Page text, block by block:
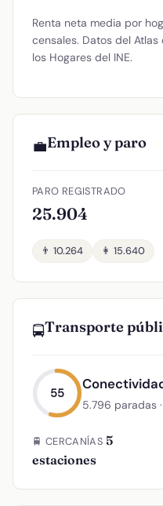
Renta neta media por
censales. Datos del
los Hogares del INE.
💼Empleo y paro
PARO REGISTRADO
25.904
👨 10.264 👩 15.640
🚍Transporte
55
5.796 paradas
🚆 CERCANÍAS 5
estaciones